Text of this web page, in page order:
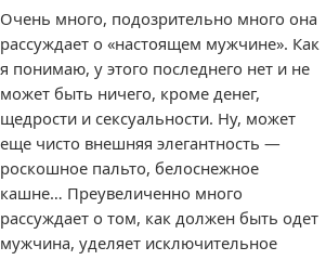
Очень много, подозрительно много она
рассуждает о «настоящем мужчине». Как
я понимаю, у этого последнего нет и не
может быть ничего, кроме денег,
щедрости и сексуальности. Ну, может
еще чисто внешняя элегантность —
роскошное пальто, белоснежное
кашне… Преувеличенно много
рассуждает о том, как должен быть одет
мужчина, уделяет исключительное